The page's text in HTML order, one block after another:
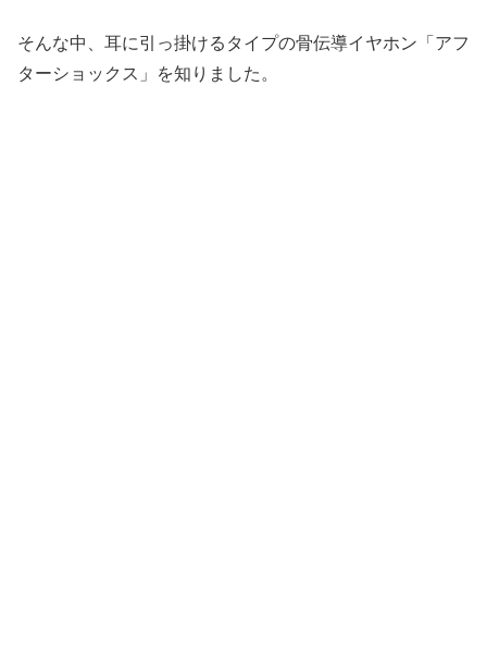
そんな中、耳に引っ掛けるタイプの骨伝導イヤホン「アフ
ターショックス」を知りました。